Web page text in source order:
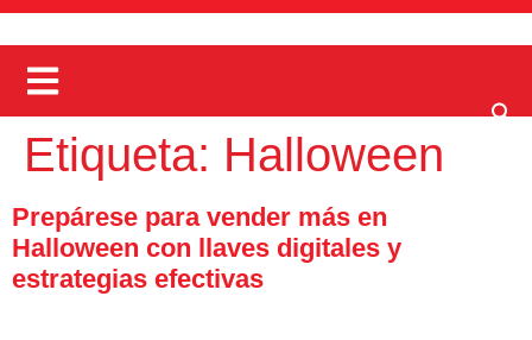
Etiqueta: Halloween
Prepárese para vender más en
Halloween con llaves digitales y
estrategias efectivas